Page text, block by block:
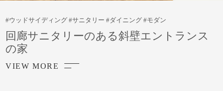
#ウッドサイディング #サニタリー #ダイニング #モダン
回廊サニタリーのある斜壁エントランス
の家
VIEW MORE